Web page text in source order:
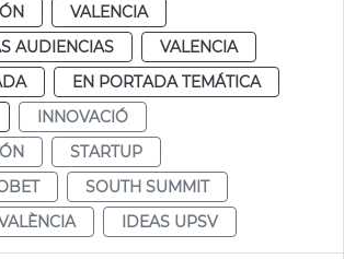
VALENCIA
AUDIENCIAS
VALENCIA
EN PORTADA TEMÁTICA
INNOVACIÓ
STARTUP
SOUTH SUMMIT
IDEAS UPSV